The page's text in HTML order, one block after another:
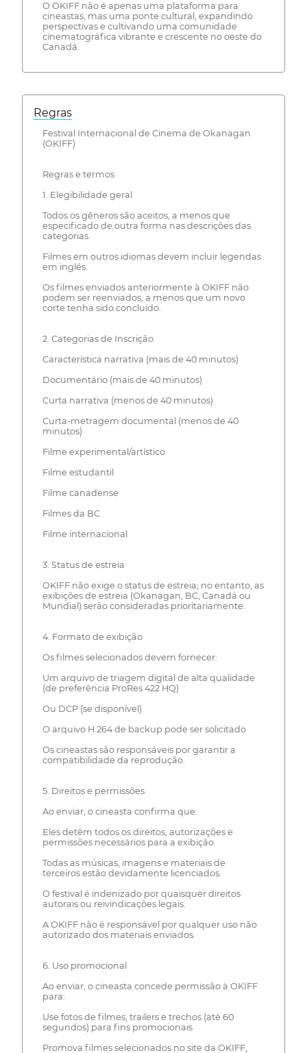
O OKIFF não é apenas uma plataforma para
cineastas, mas uma ponte cultural, expandindo
perspectivas e cultivando uma comunidade
cinematográfica vibrante e crescente no oeste do
Canadá.
Regras
Festival Internacional de Cinema de Okanagan
(OKIFF)
Regras e termos
1. Elegibilidade geral
Todos os gêneros são aceitos, a menos que
especificado de outra forma nas descrições das
categorias.
Filmes em outros idiomas devem incluir legendas
em inglês.
Os filmes enviados anteriormente à OKIFF não
podem ser reenviados, a menos que um novo
corte tenha sido concluído.
2. Categorias de Inscrição
Característica narrativa (mais de 40 minutos)
Documentário (mais de 40 minutos)
Curta narrativa (menos de 40 minutos)
Curta-metragem documental (menos de 40
minutos)
Filme experimental/artístico
Filme estudantil
Filme canadense
Filmes da BC
Filme internacional
3. Status de estreia
OKIFF não exige o status de estreia; no entanto, as
exibições de estreia (Okanagan, BC, Canadá ou
Mundial) serão consideradas prioritariamente.
4. Formato de exibição
Os filmes selecionados devem fornecer:
Um arquivo de triagem digital de alta qualidade
(de preferência ProRes 422 HQ)
Ou DCP (se disponível)
O arquivo H.264 de backup pode ser solicitado
Os cineastas são responsáveis por garantir a
compatibilidade da reprodução.
5. Direitos e permissões
Ao enviar, o cineasta confirma que:
Eles detêm todos os direitos, autorizações e
permissões necessários para a exibição.
Todas as músicas, imagens e materiais de
terceiros estão devidamente licenciados.
O festival é indenizado por quaisquer direitos
autorais ou reivindicações legais.
A OKIFF não é responsável por qualquer uso não
autorizado dos materiais enviados.
6. Uso promocional
Ao enviar, o cineasta concede permissão à OKIFF
para:
Use fotos de filmes, trailers e trechos (até 60
segundos) para fins promocionais
Promova filmes selecionados no site da OKIFF,